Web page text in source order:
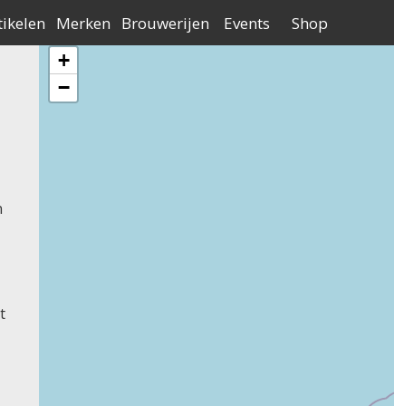
Contact Adverteren
Merken Brouwerijen Events Shop
+
−